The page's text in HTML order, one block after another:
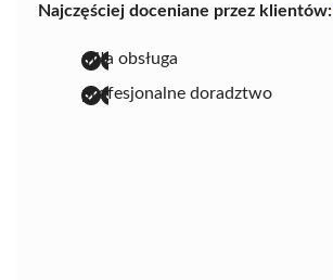
Najczęściej doceniane przez klientów:
miła obsługa
profesjonalne doradztwo